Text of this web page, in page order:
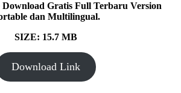
Download Gratis Full Terbaru Version
dan Multilingual.
SIZE: 15.7 MB
Download Link